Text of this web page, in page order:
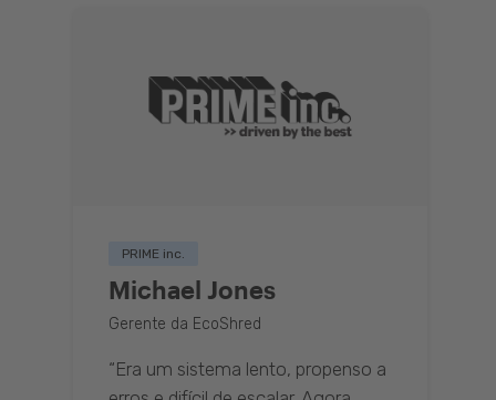
PRIME inc.
Michael Jones
Gerente da EcoShred
“Era um sistema lento, propenso a